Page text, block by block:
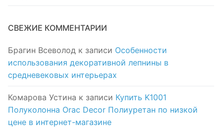
СВЕЖИЕ КОММЕНТАРИИ
Брагин Всеволод к записи Особенности
использования декоративной лепнины в
средневековых интерьерах
Комарова Устина к записи Купить K1001
Полуколонна Orac Decor Полиуретан по низкой
цене в интернет-магазине